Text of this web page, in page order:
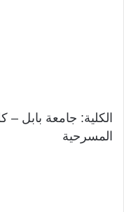
الكلية: جامعة بابل –
المسرحية